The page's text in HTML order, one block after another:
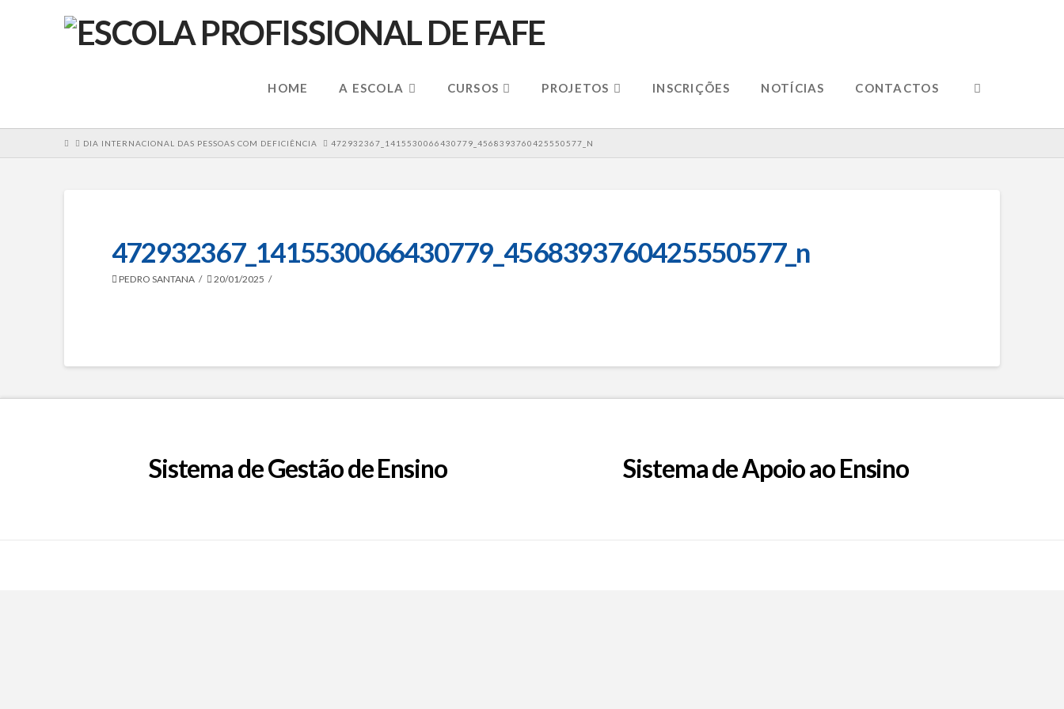
HOME A ESCOLA CURSOS PROJETOS INSCRIÇÕES NOTÍCIAS CONTACTOS
HOMEDIA INTERNACIONAL DAS PESSOAS COM DEFICIÊNCIA 472932367_1415530066430779_4568393760425550577_N
472932367_1415530066430779_4568393760425550577_n
PEDRO SANTANA 20/01/2025
Sistema de Gestão de Ensino Sistema de Apoio ao Ensino